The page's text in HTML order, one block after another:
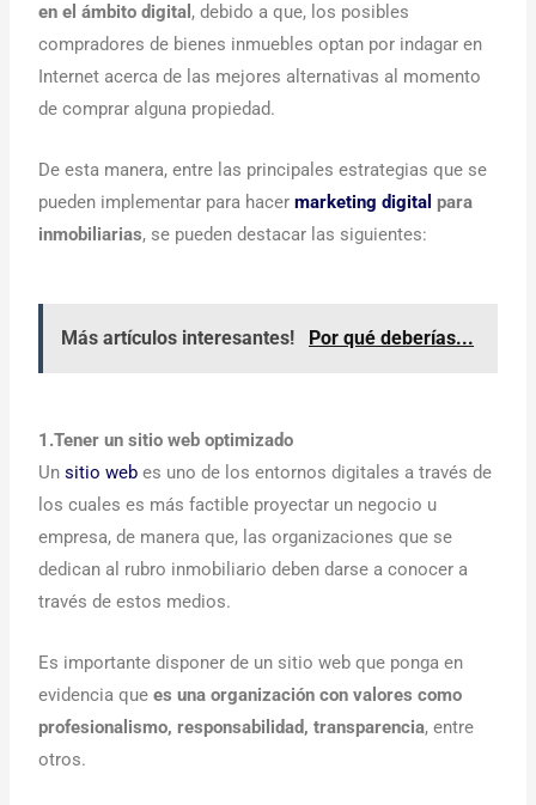
en el ámbito digital , debido a que, los posibles
compradores de bienes inmuebles optan por indagar en
Internet acerca de las mejores alternativas al momento
de comprar alguna propiedad.
De esta manera, entre las principales estrategias que se
pueden implementar para hacermarketing digital para
inmobiliarias, se pueden destacar las siguientes:
Más artículos interesantes! Por qué deberías...
1.Tener un sitio web optimizado
Unsitio web es uno de los entornos digitales a través de
los cuales es más factible proyectar un negocio u
empresa, de manera que, las organizaciones que se
dedican al rubro inmobiliario deben darse a conocer a
través de estos medios.
Es importante disponer de un sitio web que ponga en
evidencia quees una organización con valores como
profesionalismo, responsabilidad, transparencia, entre
otros.